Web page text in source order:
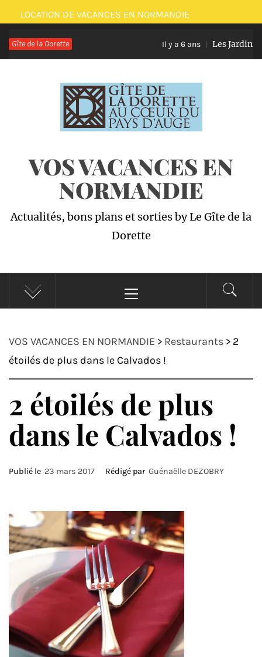
Passer
au
contenu
LOCATION DE VACANCES EN NORMANDIE
Gîte de la Dorette Il y a 6 ans Les Jardins
VOS VACANCES EN
NORMANDIE
Actualités, bons plans et sorties by Le Gîte de la
Dorette
principal
VOS VACANCES EN NORMANDIE > Restaurants > 2
étoilés de plus dans le Calvados !
2 étoilés de plus
dans le Calvados !
Publié le 23 mars 2017 Rédigé par Guénaëlle DEZOBRY